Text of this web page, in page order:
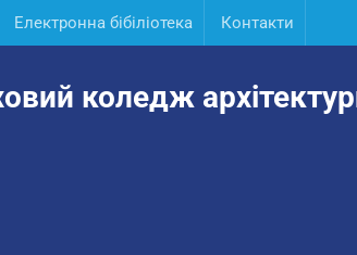
Електронна бібіліотека Контакти
коледж